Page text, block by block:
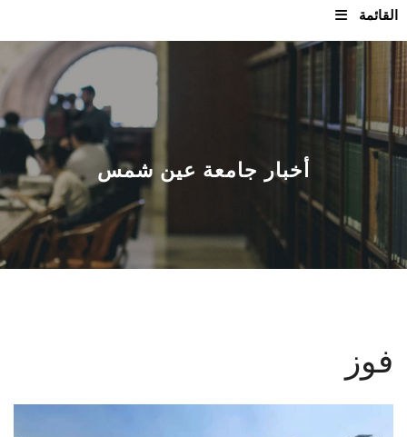
القائمة
الرئيسيـة
عن الجامعة
القطاعـات
الشئون الأكاديمية
البحث العلمي
أخبار جامعة عين شمس
فوز